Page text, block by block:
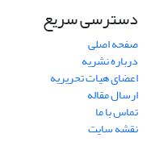
دسترسی سریع
صفحه اصلی
درباره نشریه
اعضای هیات تحریریه
ارسال مقاله
تماس با ما
نقشه سایت